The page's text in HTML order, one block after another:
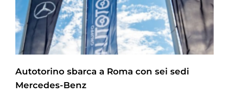
Autotorino sbarca a Roma con sei sedi
Mercedes-Benz